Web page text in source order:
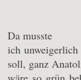
Da musste
ich unweigerlich
soll, ganz